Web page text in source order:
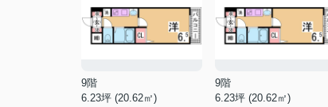
9階
6.23坪 (20.62㎡)
9階
6.23坪 (20.62㎡)